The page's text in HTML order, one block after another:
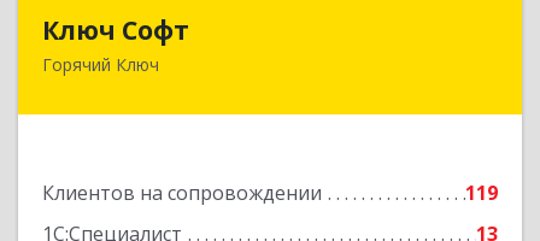
Ключ Софт
Горячий Ключ
Клиентов на сопровождении
119
1С:Специалист
13
353287, Краснодарский край, Горячий Ключ г,